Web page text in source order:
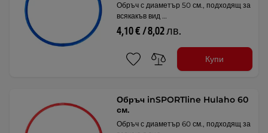
Обръч с диаметър 50 см., подходящ за
всякакъв вид …
4,10 € / 8,02 лв.
Купи
Обръч inSPORTline Hulaho 60
см.
Обръч с диаметър 60 см., подходящ за